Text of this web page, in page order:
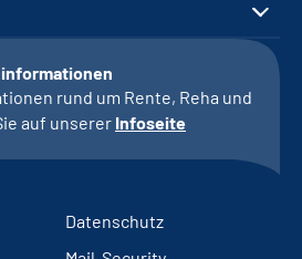
rund um Rente, Reha und
auf unserer Infoseite
Datenschutz